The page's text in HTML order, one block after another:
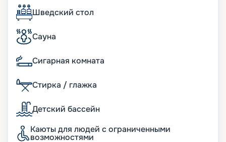
каждый день. Спешите оформить свою путевку
уже сейчас и сделайте подарок для себя! Наш
сервис бронирования круизов работает
полностью в режиме онлайн, так что вы можете
просто и быстро оформить путевку мечты в пару
кликов.
Шведский стол
Сауна
Сигарная комната
Стирка / глажка
Детский бассейн
Каюты для людей с ограниченными
возможностями